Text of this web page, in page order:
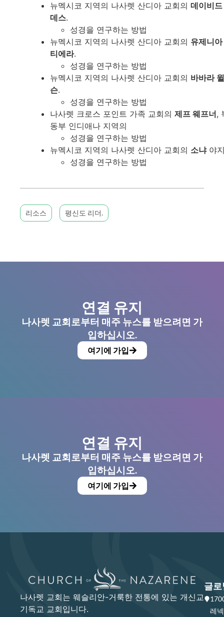
뉴멕시코 지역의 나사렛 산디아 교회의 데이비
데스.
성경을 연구하는 방법
뉴멕시코 지역의 나사렛 산디아 교회의 유제니
티에라.
성경을 연구하는 방법
뉴멕시코 지역의 나사렛 산디아 교회의 바바라 윌
슨.
성경을 연구하는 방법
나사렛 크로스 포인트 가족 교회의 제프 웨프너,
동부 인디애나 지역의
성경을 연구하는 방법
뉴멕시코 지역의 나사렛 산디아 교회의 소냐야
성경을 연구하는 방법
리소스 평신도 리더.
연결 유지
나사렛 교회로부터 매주 뉴스를 받으려면 가
입하십시오.
여기에 가입
연결 유지
나사렛 교회로부터 매주 뉴스를 받으려면 가
입하십시오.
여기에 가입
나사렛 교회는 웨슬리안-거룩한 전통에 있는 개신교
기독교 교회입니다.
글로
레